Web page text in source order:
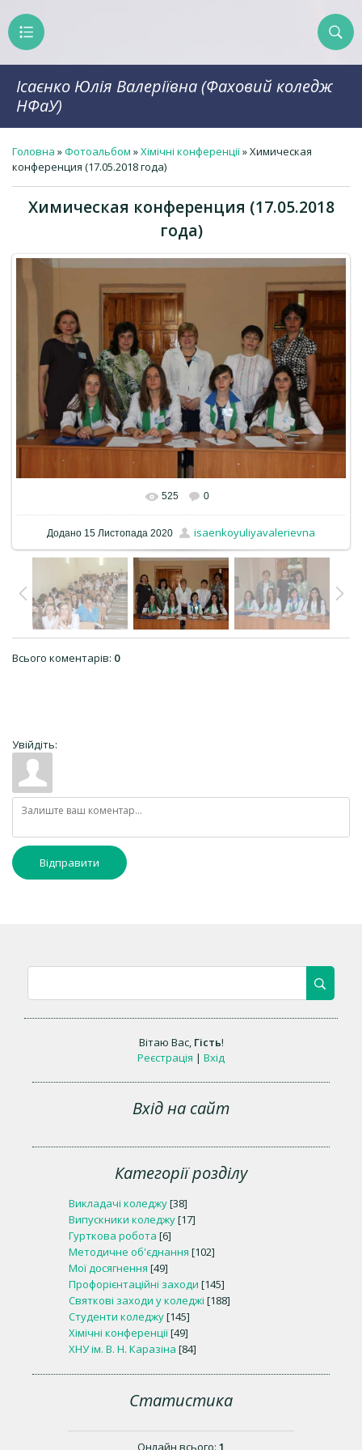
Ісаєнко Юлія Валеріївна (Фаховий коледж
НФаУ)
Головна »Фотоальбом »Хімічні конференції» Химическая
конференция (17.05.2018 года)
Химическая конференция (17.05.2018
года)
525 0
Додано 15 Листопада 2020 isaenkoyuliyavalerievna
Всього коментарів: 0
Увійдіть:
Відправити
Вітаю Вас, Гість!
Реєстрація | Вхід
Вхід на сайт
Категорії розділу
Викладачі коледжу[38]
Випускники коледжу[17]
Гурткова робота [6]
Методичне об'єднання [102]
Мої досягнення [49]
Профорієнтаційні заходи [145]
Святкові заходи у коледжі [188]
Студенти коледжу[145]
Хімічні конференції[49]
ХНУ ім. В. Н. Каразіна [84]
Статистика
Онлайн всього: 1